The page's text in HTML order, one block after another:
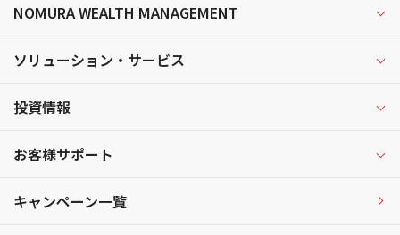
NOMURA WEALTH MANAGEMENT
ソリューション・サービス
投資情報
お客様サポート
キャンペーン一覧